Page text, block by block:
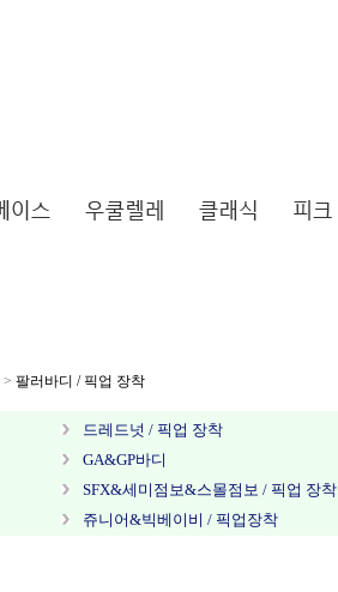
> 팔러바디 / 픽업 장착
드레드넛 / 픽업 장착
GA&GP바디
SFX&세미점보&스몰점보 / 픽업 장착
쥬니어&빅베이비 / 픽업장착